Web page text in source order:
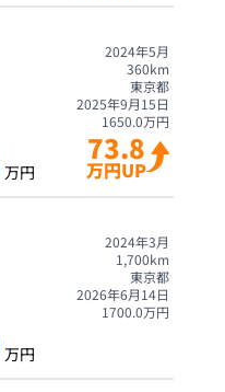
2024年5月
360km
東京都
2025年9月15日
1650.0万円
万円
73.8
万円UP
2024年3月
1,700km
東京都
2026年6月14日
1700.0万円
万円